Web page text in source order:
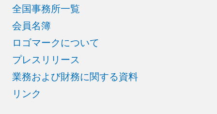
全国事務所一覧
会員名簿
ロゴマークについて
プレスリリース
業務および財務に関する資料
リンク